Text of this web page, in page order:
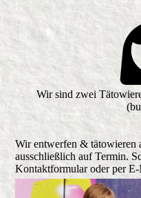
Wir sind zwei
Wir entwerfen &
ausschließlich auf Termin.
Kontaktformular oder per